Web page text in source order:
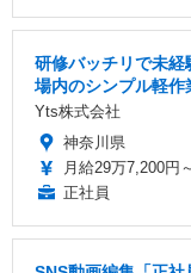
研修バッチリで未
場内のシンプル軽作
Yts株式会社
神奈川県
月給29万7,200円
正社員